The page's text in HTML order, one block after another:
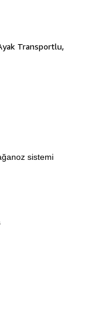
Transportlu,
sistemi